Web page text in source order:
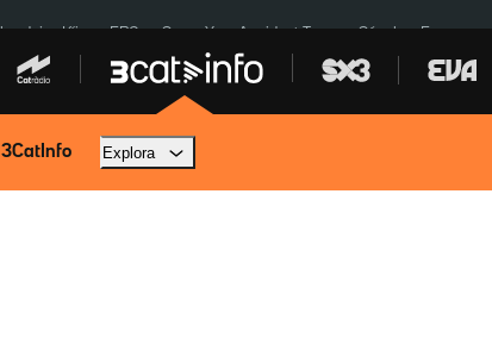
Kíiv ERC SpaceX Accident Tona Sánchez Europa
3CatInfo Explora